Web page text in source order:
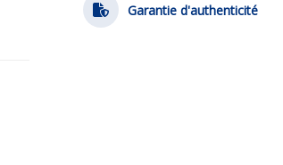
Garantie d'authenticité